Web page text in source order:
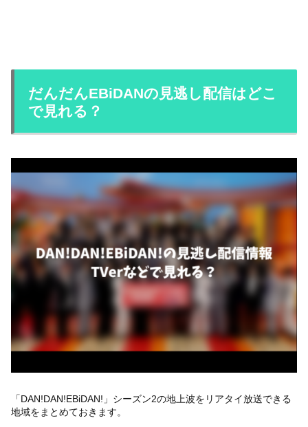
だんだんEBiDANの見逃し配信はどこ
で見れる？
「DAN!DAN!EBiDAN!」シーズン2の地上波をリアタイ放送できる
地域をまとめておきます。